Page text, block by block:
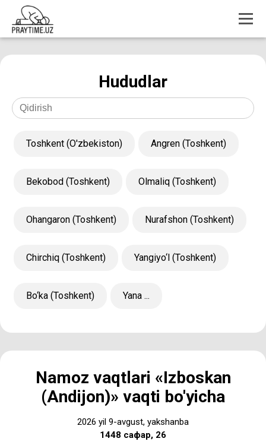
Hududlar
Toshkent (O'zbekiston) Angren (Toshkent)
Bekobod (Toshkent) Olmaliq (Toshkent)
Ohangaron (Toshkent) Nurafshon (Toshkent)
Chirchiq (Toshkent) Yangiyo‘l (Toshkent)
Bo‘ka (Toshkent) Yana ...
Namoz vaqtlari «Izboskan
(Andijon)» vaqti bo'yicha
2026 yil 9-avgust, yakshanba
1448 сафар, 26